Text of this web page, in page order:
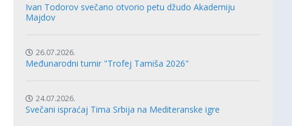
Ivan Todorov svečano otvorio petu džudo Akademiju
Majdov
26.07.2026.
Međunarodni turnir "Trofej Tamiša 2026"
24.07.2026.
Svečani ispraćaj Tima Srbija na Mediteranske igre